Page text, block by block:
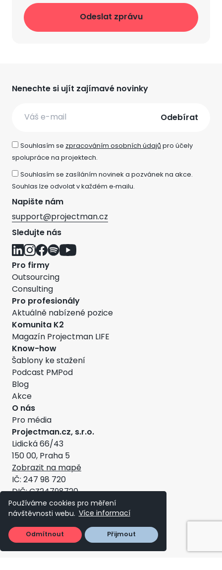
Používáme cookies pro měření
návštěvnosti webu. Více informací
Odmítnout Přijmout
Projectman.cz, s.r.o.
Lidická 66/43
150 00, Praha 5
Zobrazit na mapě
IČ: 247 98 720
DIČ: CZ24798720
Všeobecné obchodní podmínky
Pro firmy
Outsourcing
Consulting
Pro profesionály
Aktuálně nabízené pozice
Komunita K2
Magazín Projectman LIFE
Know-how
Šablony ke stažení
Podcast PMPod
Blog
Akce
O nás
Pro média
Nenechte si ujít zajímavé novinky
Souhlasím sezpracováním osobních údajůpro účely
spolupráce na projektech.
Souhlasím se zasíláním novinek a pozvánek na akce.
Souhlas lze odvolat v každém e‑mailu.
Napište nám
support@projectman.cz
Sledujte nás
Copyright ©2026 - Projectman